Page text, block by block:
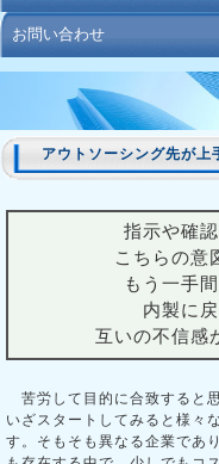
お問い合わせ
アウトソーシング先が上
指示や確
こちらの意
もう一手
内製に
互いの不信感
苦労して目的に合致すると
いざスタートしてみると様々
す。そもそも異なる企業であ